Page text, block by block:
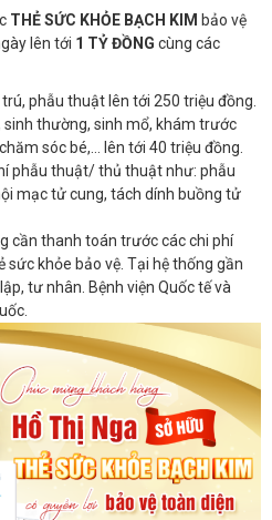
THẺ SỨC KHỎE BẠCH KIM bảo vệ
lên tới 1 TỶ ĐỒNG cùng các
phẫu thuật lên tới 250 triệu đồng.
sinh thường, sinh mổ, khám trước
sóc bé,… lên tới 40 triệu đồng.
phẫu thuật/ thủ thuật như: phẫu
mạc tử cung, tách dính buồng tử
cần thanh toán trước các chi phí
sức khỏe bảo vệ. Tại hệ thống gần
tư nhân. Bệnh viện Quốc tế và